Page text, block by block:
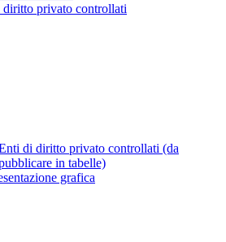
privato controllati
di diritto privato controllati (da
in tabelle)
grafica